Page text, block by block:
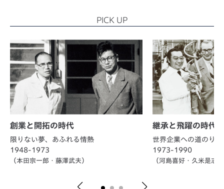
PICK UP
創業と開拓の時代
限りない夢、あふれる情熱
1948-1973
（本田宗一郎・藤澤武夫）
継承と飛躍の時代
世界企業への道のり
1973-1990
（河島喜好・久米是志）